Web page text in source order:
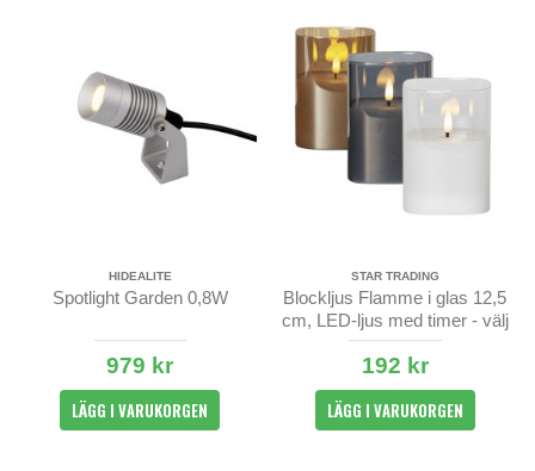
HIDEALITE
Spotlight Garden 0,8W
979 kr
LÄGG I VARUKORGEN
STAR TRADING
Blockljus Flamme i glas 12,5
cm, LED-ljus med timer - välj
färg
192 kr
LÄGG I VARUKORGEN